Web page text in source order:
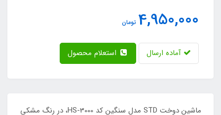
4,950,000 تومان
آماده ارسال
ماشین دوخت STD مدل سنگین کد HS-3000، در رنگ مشکی